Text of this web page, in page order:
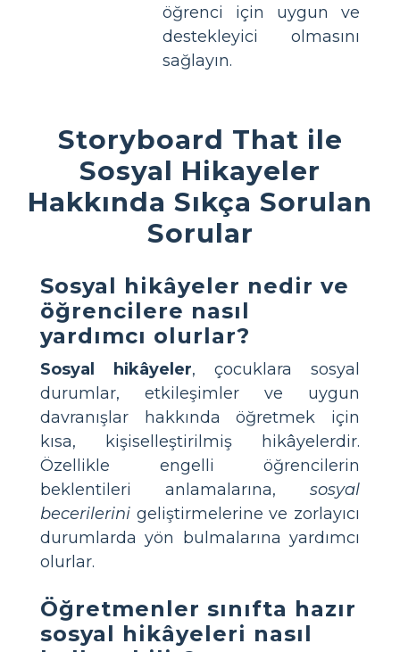
öğrenci için uygun ve
destekleyici olmasını
sağlayın.
Storyboard That ile
Sosyal Hikayeler
Hakkında Sıkça Sorulan
Sorular
Sosyal hikâyeler nedir ve
öğrencilere nasıl
yardımcı olurlar?
Sosyal hikâyeler, çocuklara sosyal
durumlar, etkileşimler ve uygun
davranışlar hakkında öğretmek için
kısa, kişiselleştirilmiş hikâyelerdir.
Özellikle engelli öğrencilerin
beklentileri anlamalarına, sosyal
becerilerini geliştirmelerine ve zorlayıcı
durumlarda yön bulmalarına yardımcı
olurlar.
Öğretmenler sınıfta hazır
sosyal hikâyeleri nasıl